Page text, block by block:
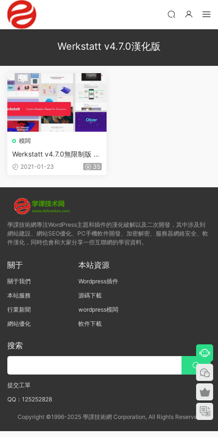
Werkstatt v4.7.0漢化版
模闆
Werkstatt v4.7.0無限制版 –
WordPress創意組合主題
2021-01-23 35
學課技術網專注WordPress主題和插件的漢化破解以及二次開發，其中涉及到
網站建設、網站SEO優化、PC手機軟件開發、加密解密、服務器網絡安全、軟
件漢化，同時也會和大家分享一些互聯網的學習資料。
關于
關于我們
本站服務
行業新聞
網站優化
本站資源
Wordpress插件
源碼下載
wordpress模闆
軟件下載
搜索
提交工單
QQ：125252828
Copyright ©1996-2025 學課技術網 Corporation, All Rights Reserved